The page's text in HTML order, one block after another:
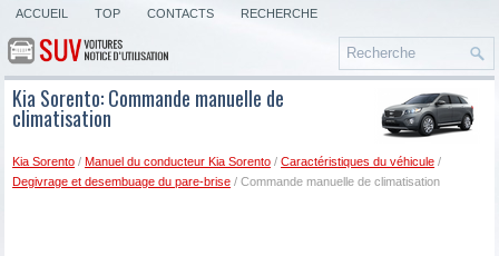
ACCUEIL TOP CONTACTS RECHERCHE
Kia Sorento: Commande manuelle de
climatisation
Kia Sorento /Manuel du conducteur Kia Sorento /Caractéristiques du véhicule /
Degivrage et desembuage du pare-brise / Commande manuelle de climatisation